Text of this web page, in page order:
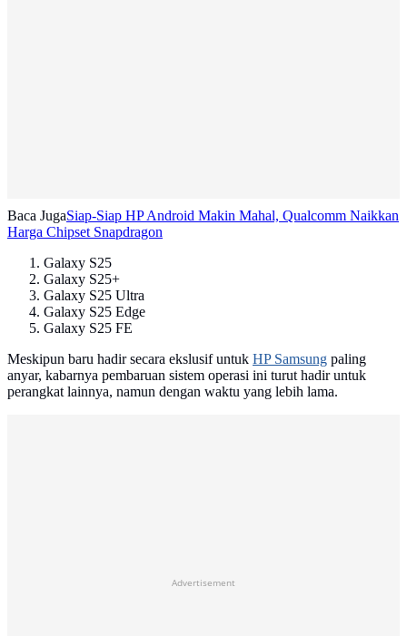
Baca JugaSiap-Siap HP Android Makin Mahal, Qualcomm Naikkan
Harga Chipset Snapdragon
Galaxy S25
Galaxy S25+
Galaxy S25 Ultra
Galaxy S25 Edge
Galaxy S25 FE
Meskipun baru hadir secara ekslusif untuk HP Samsung paling
anyar, kabarnya pembaruan sistem operasi ini turut hadir untuk
perangkat lainnya, namun dengan waktu yang lebih lama.
Advertisement